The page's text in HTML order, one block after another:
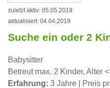
zuletzt aktiv: 05.05.2019
aktualisiert: 04.04.2019
Suche ein oder 2
Babysitter
Betreut max. 2 Kinder, Alter
Erfahrung: 3 Jahre | Preis